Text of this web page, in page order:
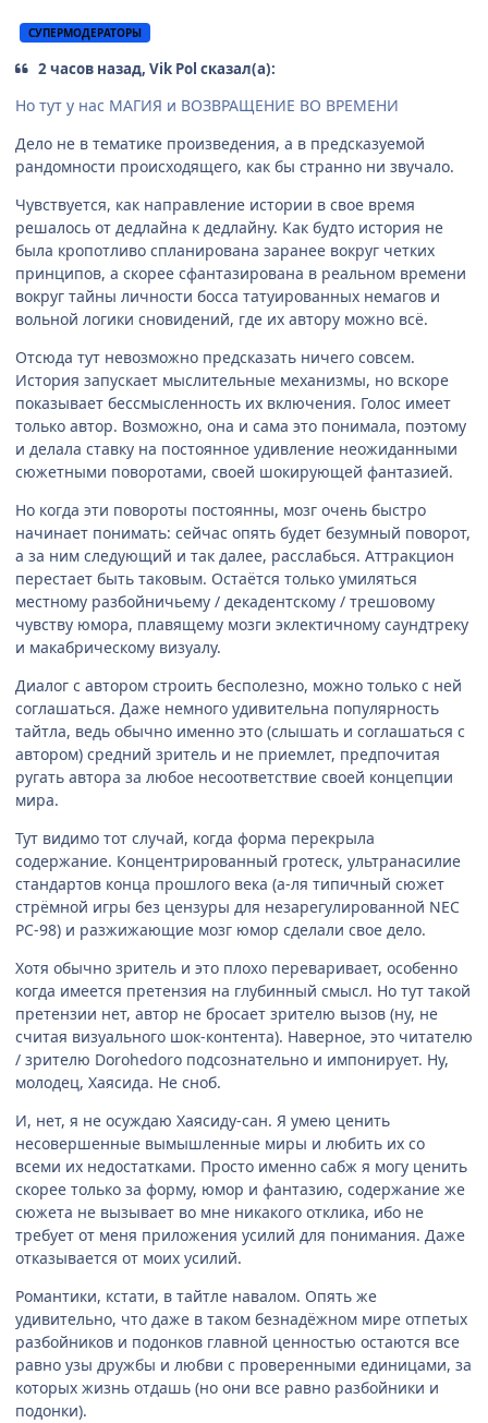
СУПЕРМОДЕРАТОРЫ
2 часов назад, Vik Pol сказал(а):
Но тут у нас МАГИЯ и ВОЗВРАЩЕНИЕ ВО ВРЕМЕНИ
Дело не в тематике произведения, а в предсказуемой
рандомности происходящего, как бы странно ни звучало.
Чувствуется, как направление истории в свое время
решалось от дедлайна к дедлайну. Как будто история не
была кропотливо спланирована заранее вокруг четких
принципов, а скорее сфантазирована в реальном времени
вокруг тайны личности босса татуированных немагов и
вольной логики сновидений, где их автору можно всё.
Отсюда тут невозможно предсказать ничего совсем.
История запускает мыслительные механизмы, но вскоре
показывает бессмысленность их включения. Голос имеет
только автор. Возможно, она и сама это понимала, поэтому
и делала ставку на постоянное удивление неожиданными
сюжетными поворотами, своей шокирующей фантазией.
Но когда эти повороты постоянны, мозг очень быстро
начинает понимать: сейчас опять будет безумный поворот,
а за ним следующий и так далее, расслабься. Аттракцион
перестает быть таковым. Остаётся только умиляться
местному разбойничьему / декадентскому / трешовому
чувству юмора, плавящему мозги эклектичному саундтреку
и макабрическому визуалу.
Диалог с автором строить бесполезно, можно только с ней
соглашаться. Даже немного удивительна популярность
тайтла, ведь обычно именно это (слышать и соглашаться с
автором) средний зритель и не приемлет, предпочитая
ругать автора за любое несоответствие своей концепции
мира.
Тут видимо тот случай, когда форма перекрыла
содержание. Концентрированный гротеск, ультранасилие
стандартов конца прошлого века (а-ля типичный сюжет
стрёмной игры без цензуры для незарегулированной NEC
PC-98) и разжижающие мозг юмор сделали свое дело.
Хотя обычно зритель и это плохо переваривает, особенно
когда имеется претензия на глубинный смысл. Но тут такой
претензии нет, автор не бросает зрителю вызов (ну, не
считая визуального шок-контента). Наверное, это читателю
/ зрителю Dorohedoro подсознательно и импонирует. Ну,
молодец, Хаясида. Не сноб.
И, нет, я не осуждаю Хаясиду-сан. Я умею ценить
несовершенные вымышленные миры и любить их со
всеми их недостатками. Просто именно сабж я могу ценить
скорее только за форму, юмор и фантазию, содержание же
сюжета не вызывает во мне никакого отклика, ибо не
требует от меня приложения усилий для понимания. Даже
отказывается от моих усилий.
Романтики, кстати, в тайтле навалом. Опять же
удивительно, что даже в таком безнадёжном мире отпетых
разбойников и подонков главной ценностью остаются все
равно узы дружбы и любви с проверенными единицами, за
которых жизнь отдашь (но они все равно разбойники и
подонки).